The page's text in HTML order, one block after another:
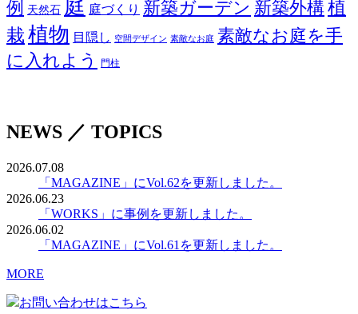
例
天然石 庭 庭づくり 新築ガーデン 新築外構植
栽 植物 目隠し 空間デザイン 素敵なお庭 素敵なお庭を手
に入れよう
門柱
NEWS ／ TOPICS
2026.07.08
「MAGAZINE」にVol.62を更新しました。
2026.06.23
「WORKS」に事例を更新しました。
2026.06.02
「MAGAZINE」にVol.61を更新しました。
MORE
お問い合わせはこちら